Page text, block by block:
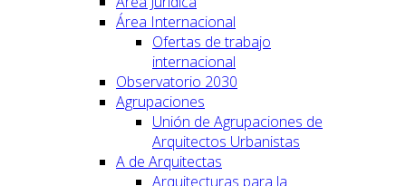
Área Internacional
Ofertas de trabajo
internacional
Observatorio 2030
Agrupaciones
Unión de Agrupaciones de
Arquitectos Urbanistas
A de Arquitectas
Arquitecturas para la